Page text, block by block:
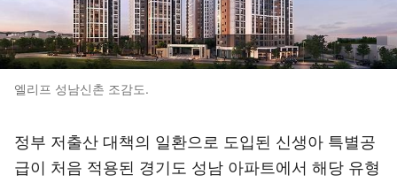
엘리프 성남신촌 조감도.
정부 저출산 대책의 일환으로 도입된 신생아 특별공
급이 처음 적용된 경기도 성남 아파트에서 해당 유형